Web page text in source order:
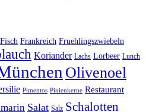
Fisch Frankreich Fruehlingszwiebeln
Koriander Lachs Lorbeer Lunch
Olivenoel
Pimentos Pinienkerne Restaurant
Salat Salz Schalotten